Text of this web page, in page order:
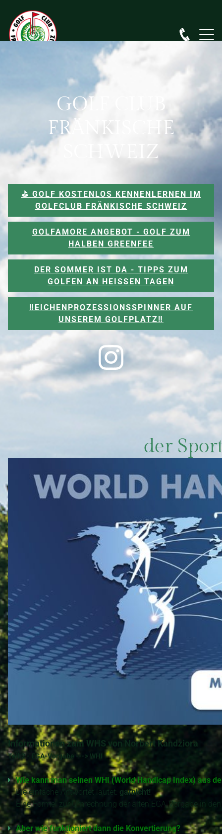
GOLF CLUB
FRÄNKISCHE
SCHWEIZ
⛳️ GOLF KOSTENLOS KENNENLERNEN IM
GOLFCLUB FRÄNKISCHE SCHWEIZ
GOLFAMORE ANGEBOT - GOLF ZUM
HALBEN GREENFEE
DER SOMMER IST DA - TIPPS ZUM
GOLFEN AN HEISSEN TAGEN
‼️EICHENPROZESSIONSSPINNER AUF
UNSEREM GOLFPLATZ‼️
der
Informationen zum WHS von Norbert Kandziora
Teil 2 - EGA-Vorgabe ---> WHI
Wie kann man seinen WHI (World Handicap Index) aus
Die einfache Antwortet lautet: garnicht!
Eine Formel zur Umrechnung der alten EGA-Vorgabe in
Aber wie funktioniert dann die Konvertierung?